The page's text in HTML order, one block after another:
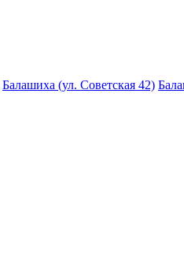
Балашиха (ул. Советская 42)